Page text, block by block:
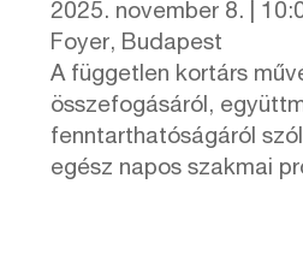
2025. november 8. |
Foyer, Budapest
A független kortárs
összefogásáról,
fenntarthatóságáról
egész napos szakmai